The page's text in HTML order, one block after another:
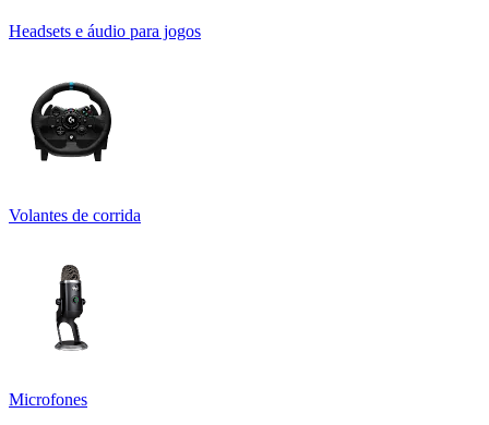
Headsets e áudio para jogos
Volantes de corrida
Microfones